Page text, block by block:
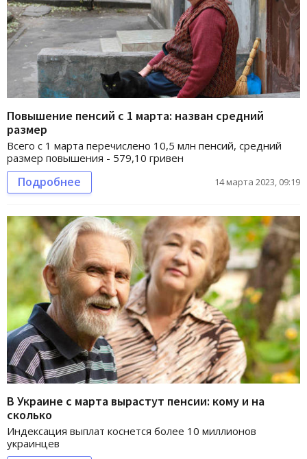
Повышение пенсий с 1 марта: назван средний
размер
Всего с 1 марта перечислено 10,5 млн пенсий, средний
размер повышения - 579,10 гривен
Подробнее 14 марта 2023, 09:19
В Украине с марта вырастут пенсии: кому и на
сколько
Индексация выплат коснется более 10 миллионов
украинцев